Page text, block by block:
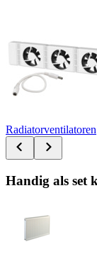
Radiatorventilatoren
Handig als set